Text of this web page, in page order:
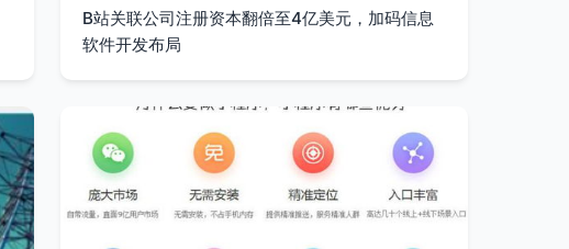
B站关联公司注册资本翻倍至4亿美元，加码信息
软件开发布局